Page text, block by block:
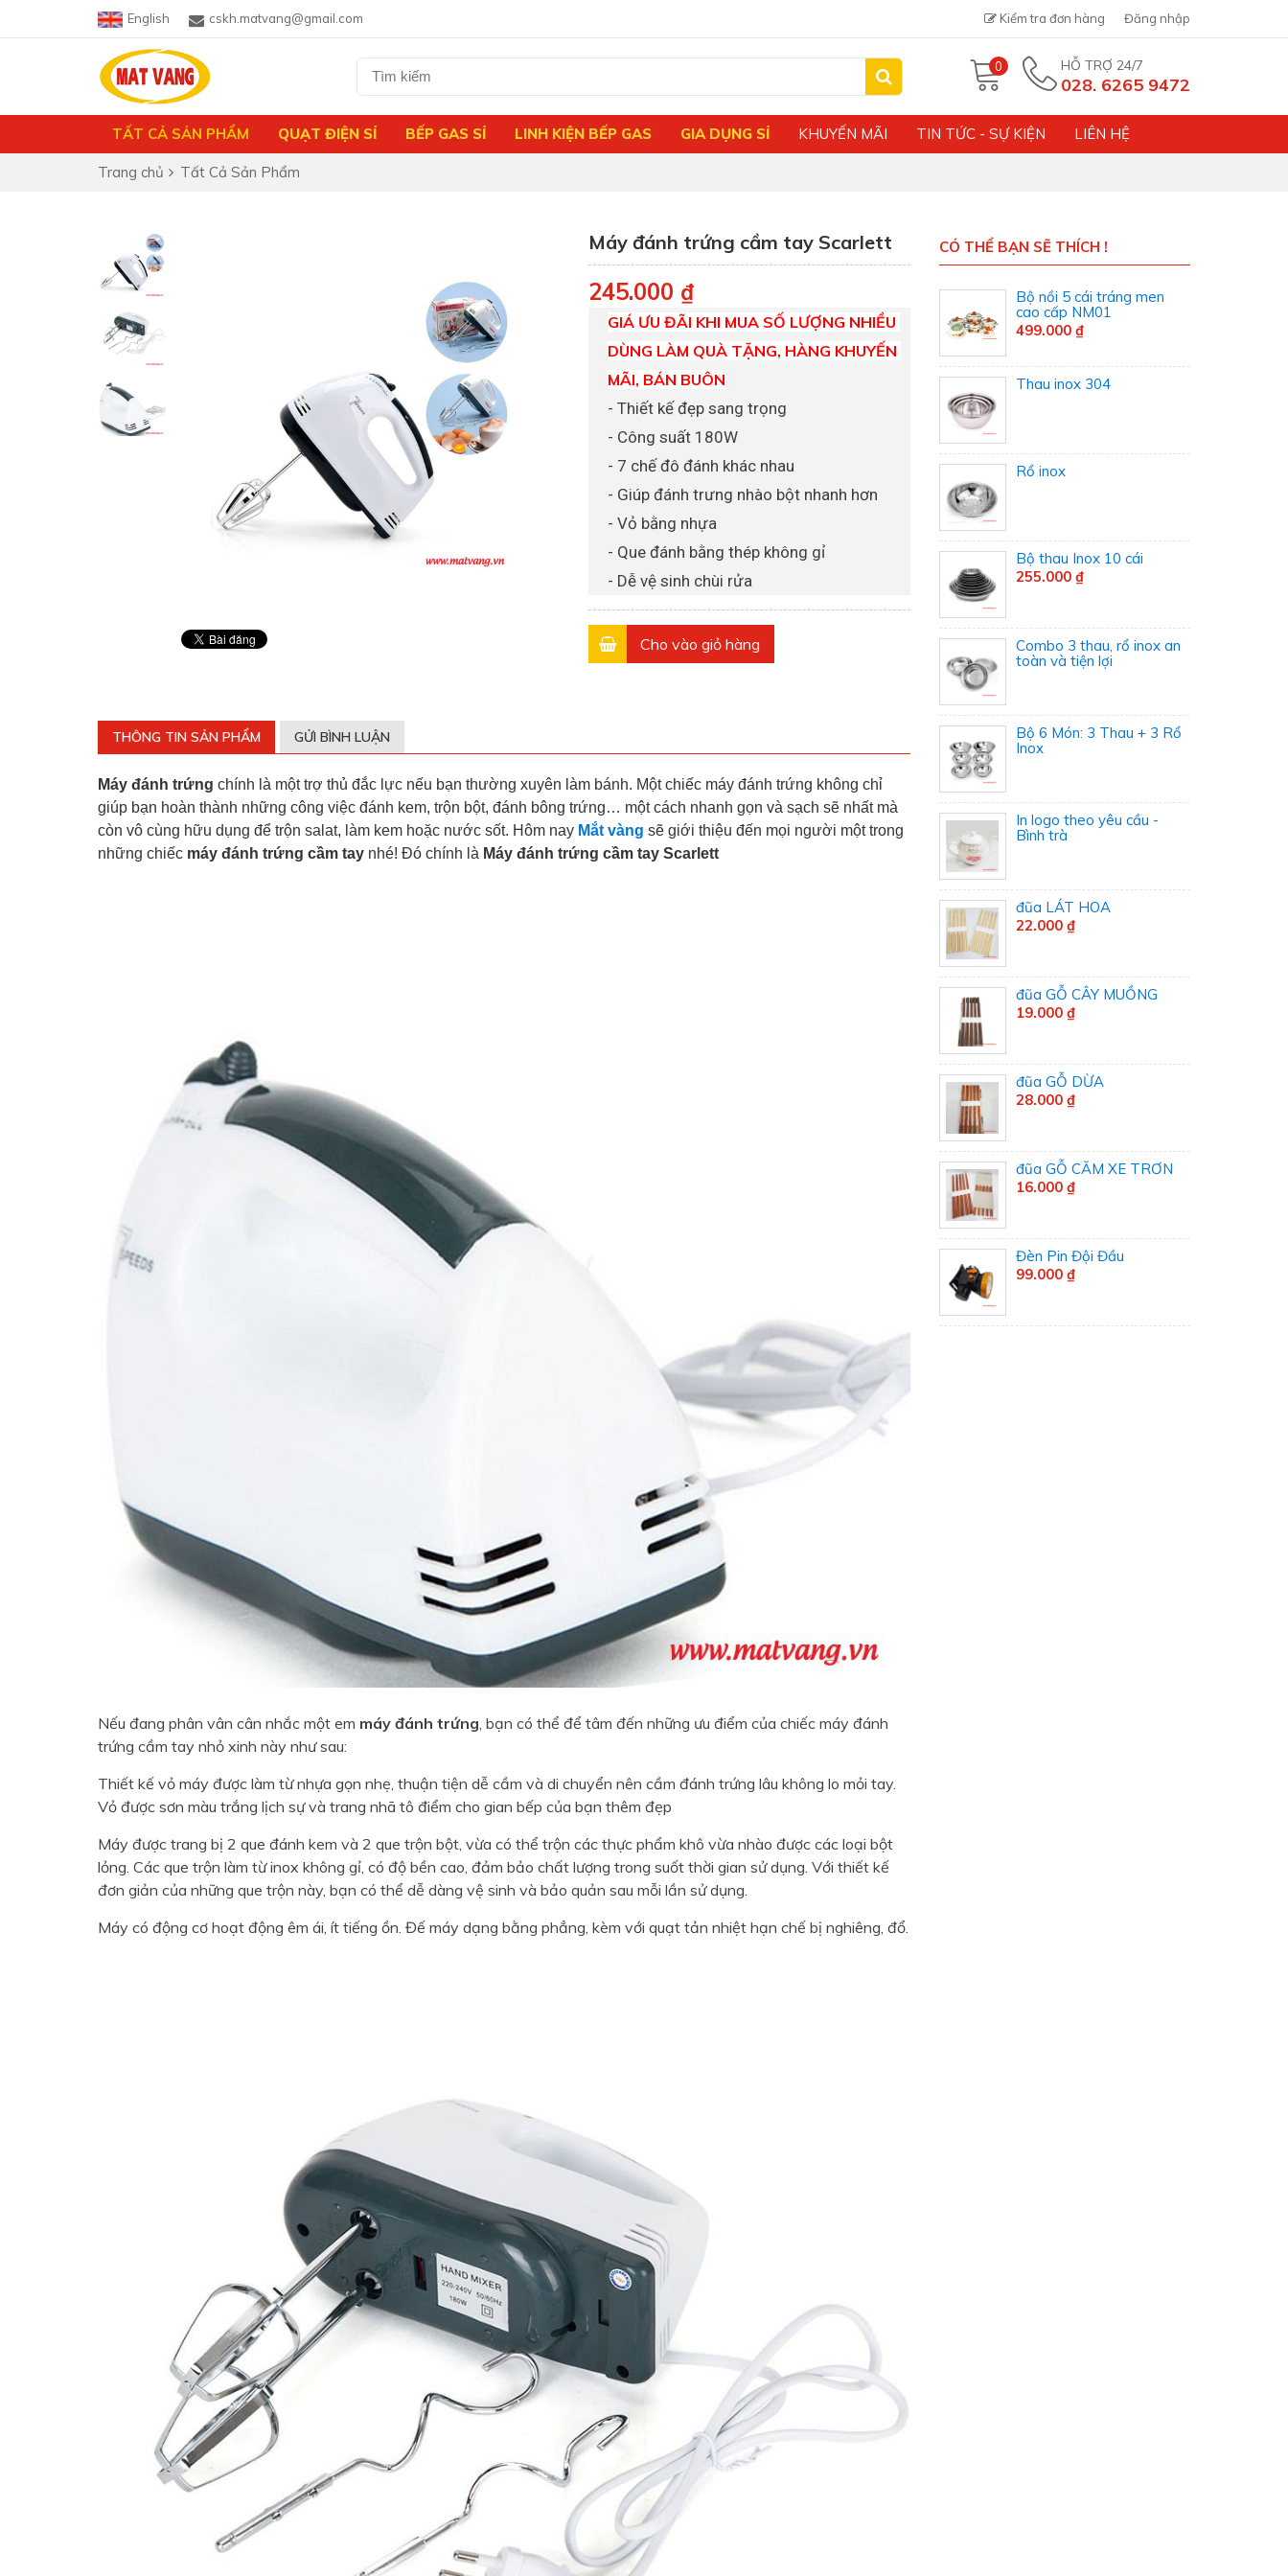
English cskh.matvang@gmail.com Kiểm tra đơn hàng Đăng nhập
0 HỖ TRỢ 24/7
028. 6265 9472
TẤT CẢ SẢN PHẨM QUẠT ĐIỆN SỈ BẾP GAS SỈ LINH KIỆN BẾP GAS GIA DỤNG SỈ KHUYẾN MÃI TIN TỨC - SỰ KIỆN LIÊN HỆ
Trang chủ Tất Cả Sản Phẩm
Má​y đánh trứng cầm tay Scarlett
245.000 ₫
GIÁ ƯU ĐÃI KHI MUA SỐ LƯỢNG NHIỀU
DÙNG LÀM QUÀ TẶNG, HÀNG KHUYẾN
MÃI, BÁN BUÔN
- Thiết kế đẹp sang trọng
- Công suất 180W
- 7 chế đô đánh khác nhau
- Giúp đánh trưng nhào bột nhanh hơn
- Vỏ bằng nhựa
- Que đánh bằng thép không gỉ
- Dễ vệ sinh chùi rửa
Cho vào giỏ hàng
THÔNG TIN SẢN PHẨM GỬI BÌNH LUẬN
Máy đánh trứng chính là một trợ thủ đắc lực nếu bạn thường xuyên làm bánh. Một chiếc máy đánh trứng không chỉ
giúp bạn hoàn thành những công việc đánh kem, trộn bột, đánh bông trứng… một cách nhanh gọn và sạch sẽ nhất mà
còn vô cùng hữu dụng để trộn salat, làm kem hoặc nước sốt. Hôm nay Mắt vàng sẽ giới thiệu đến mọi người một trong
những chiếc máy đánh trứng cầm tay nhé! Đó chính là Máy đánh trứng cầm tay Scarlett
Nếu đang phân vân cân nhắc một em máy đánh trứng , bạn có thể để tâm đến những ưu điểm của chiếc máy đánh
trứng cầm tay nhỏ xinh này như sau:
Thiết kế vỏ máy được làm từ nhựa gọn nhẹ, thuận tiện dễ cầm và di chuyển nên cầm đánh trứng lâu không lo mỏi tay.
Vỏ được sơn màu trắng lịch sự và trang nhã tô điểm cho gian bếp của bạn thêm đẹp
Máy được trang bị 2 que đánh kem và 2 que trộn bột, vừa có thể trộn các thực phẩm khô vừa nhào được các loại bột
lỏng. Các que trộn làm từ inox không gỉ, có độ bền cao, đảm bảo chất lượng trong suốt thời gian sử dụng. Với thiết kế
đơn giản của những que trộn này, bạn có thể dễ dàng vệ sinh và bảo quản sau mỗi lần sử dụng.
Máy có động cơ hoạt động êm ái, ít tiếng ồn. Đế máy dạng bằng phẳng, kèm với quạt tản nhiệt hạn chế bị nghiêng, đổ.
CÓ THỂ BẠN SẼ THÍCH !
Bộ nồi 5 cái tráng men
cao cấp NM01
499.000 ₫
Thau inox 304
Rổ inox
Bộ thau Inox 10 cái
255.000 ₫
Combo 3 thau, rổ inox an
toàn và tiện lợi
Bộ 6 Món: 3 Thau + 3 Rổ
Inox
In logo theo yêu cầu -
Bình trà
đũa LÁT HOA
22.000 ₫
đũa GỖ CÂY MUỒNG
19.000 ₫
đũa GỖ DỪA
28.000 ₫
đũa GỖ CĂM XE TRƠN
16.000 ₫
Đèn Pin Đội Đầu
99.000 ₫